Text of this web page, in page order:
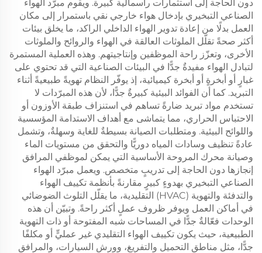
دون الحاجة إلى استثمارات رأسمالية كبيرة. ويقوم مبرّد الهواء
الصناعي التبخيري بإدخال هواء خارجي نقي باستمرار إلى مكان
العمل بدلًا من إعادة تدوير الهواء الداخلي الراكد، ما يخلق بيئات
أكثر صحةً تقلّل الملوثات العالقة في الهواء والروائح والملوثات
الأخرى، وتعزّز راحة الموظفين وإنتاجيتهم. وهذه العملية المستمرة
لتبادل الهواء مفيدةٌ جدًّا في البيئات الصناعية التي قد تحتوي على
غبارٍ أو أبخرةٍ أو أبخرة كيميائية، إذ يوفّر النظام تهويةً طبيعيةً أثناء
التبريد. كما أن الفوائد البيئية كبيرةٌ جدًّا، لأن هذه المبرّدات لا
تستخدم مواد تبريد ضارةً تساهم في استنزاف طبقة الأوزون أو
الاحتباس الحراري، مما يتماشى مع أهداف الاستدامة المؤسسية
واللوائح البيئية. ومتطلبات الصيانة بسيطةٌ للغاية وسهلةٌ، وتشمل
عادةً تنظيف وسادات المياه دوريًّا والتحقق من مستويات الماء
وصيانة محرك المروحة الأساسية التي يمكن لموظفي المرافق
إنجازها دون الحاجة إلى تدريبٍ متخصص. ويعمل مبرّد الهواء
الصناعي التبخيري بهدوءٍ كبيرٍ مقارنةً بأنظمة تكييف الهواء
والتدفئة والتهوية (HVAC) التقليدية، ما يقلّل التلوث الضوضائي
في أماكن العمل ويوفر ظروف عملٍ أكثر راحةً. وتبيّن أن هذه
الوحدات فعّالةٌ جدًّا في المساحات شبه المفتوحة أو ذات التهوية
الطبيعية، حيث يكون تكييف الهواء التقليدي غير عمليٍّ أو مكلفًا
جدًّا، مثل مناطق التحميل والتفريغ، وورش السيارات، والمرافق